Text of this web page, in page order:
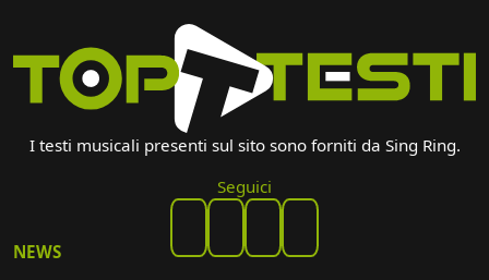
I testi musicali presenti sul sito sono forniti da Sing Ring.
Seguici
NEWS